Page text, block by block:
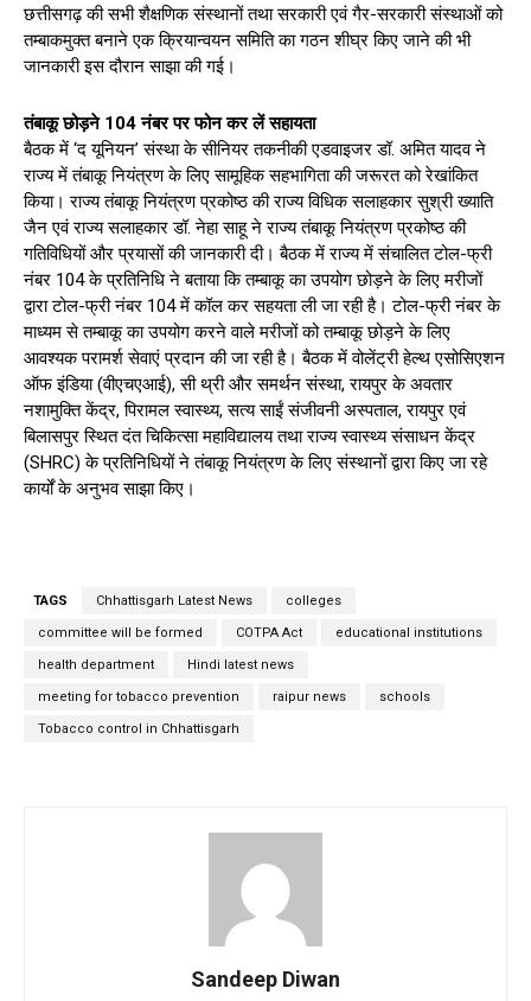
छत्तीसगढ़ की सभी शैक्षणिक संस्थानों तथा सरकारी एवं गैर-सरकारी संस्थाओं को
तम्बाकमुक्त बनाने एक क्रियान्वयन समिति का गठन शीघ्र किए जाने की भी
जानकारी इस दौरान साझा की गई।
तंबाकू छोड़ने 104 नंबर पर फोन कर लें सहायता
बैठक में ‘द यूनियन’ संस्था के सीनियर तकनीकी एडवाइजर डॉ. अमित यादव ने
राज्य में तंबाकू नियंत्रण के लिए सामूहिक सहभागिता की जरूरत को रेखांकित
किया। राज्य तंबाकू नियंत्रण प्रकोष्ठ की राज्य विधिक सलाहकार सुश्री ख्याति
जैन एवं राज्य सलाहकार डॉ. नेहा साहू ने राज्य तंबाकू नियंत्रण प्रकोष्ठ की
गतिविधियों और प्रयासों की जानकारी दी। बैठक में राज्य में संचालित टोल-फ्री
नंबर 104 के प्रतिनिधि ने बताया कि तम्बाकू का उपयोग छोड़ने के लिए मरीजों
द्वारा टोल-फ्री नंबर 104 में कॉल कर सहयता ली जा रही है। टोल-फ्री नंबर के
माध्यम से तम्बाकू का उपयोग करने वाले मरीजों को तम्बाकू छोड़ने के लिए
आवश्यक परामर्श सेवाएं प्रदान की जा रही है। बैठक में वोलेंट्री हेल्थ एसोसिएशन
ऑफ इंडिया (वीएचएआई), सी थ्री और समर्थन संस्था, रायपुर के अवतार
नशामुक्ति केंद्र, पिरामल स्वास्थ्य, सत्य साईं संजीवनी अस्पताल, रायपुर एवं
बिलासपुर स्थित दंत चिकित्सा महाविद्यालय तथा राज्य स्वास्थ्य संसाधन केंद्र
(SHRC) के प्रतिनिधियों ने तंबाकू नियंत्रण के लिए संस्थानों द्वारा किए जा रहे
कार्यों के अनुभव साझा किए।
TAGS Chhattisgarh Latest News colleges
committee will be formed COTPA Act educational institutions
health department Hindi latest news
meeting for tobacco prevention raipur news schools
Tobacco control in Chhattisgarh
Sandeep Diwan